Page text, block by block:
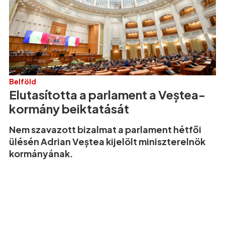
Belföld
Elutasította a parlament a Veștea-
kormány beiktatását
Nem szavazott bizalmat a parlament hétfői
ülésén Adrian Veștea kijelölt miniszterelnök
kormányának.